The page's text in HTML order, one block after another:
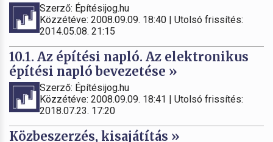
Szerző: Építésijog.hu
Közzétéve: 2008.09.09. 18:40 | Utolsó frissítés:
2014.05.08. 21:15
10.1. Az építési napló. Az elektronikus
építési napló bevezetése »
Szerző: Építésijog.hu
Közzétéve: 2008.09.09. 18:41 | Utolsó frissítés:
2018.07.23. 17:20
Közbeszerzés, kisajátítás »